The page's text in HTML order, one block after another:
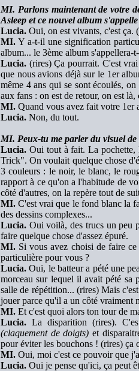
MI. Parlons maintenant de votre
Asleep et ce nouvel album
Lucia. Oui, on est vivants, c'est ça.
MI. Y a-t-il une signification
album... le 3ème album
Lucia. (rires) Ça pourrait. C'est
que nous avions déjà sur le 1er
même 4 ans qui se sont écoulés,
aux fans : on est de retour, on est
MI. Quand vous avez fait votre 1er
Lucia. Non, du tout.
MI. Peux-tu me parler du visuel
Lucia. Oui tout à fait. La
Trick". On voulait quelque chose
3 couleurs : le noir, le blanc, le
rapport à ce qu'on a l'habitude de
côté d'autres, on la repère tout de
MI. C'est vrai que le fond blanc la
des dessins complexes...
Lucia. Oui voilà, des trucs un peu
faire quelque chose d'assez épuré.
MI. Si vous avez choisi de faire
particulière pour vous ?
Lucia. Oui, le batteur a pété une
morceau sur lequel il avait pété sa
salle de répétition... (rires) Mais
jouer parce qu'il a un côté vraiment
MI. Et c'est quoi alors ton tour de
Lucia. La disparition (rires).
(claquement de doigts) et
pour éviter les bouchons ! (rires) ça
MI. Oui, moi c'est ce pouvoir que
Lucia. Oui je pense qu'ici, ça peut